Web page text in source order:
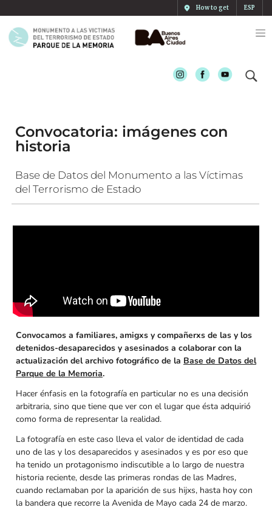
How to get ESP
InstagramFacebookYoutube
Convocatoria: imágenes con
historia
Base de Datos del Monumento a las Víctimas
del Terrorismo de Estado
Convocamos a familiares, amigxs y compañerxs de las y los
detenidos-desaparecidos y asesinados a colaborar con la
actualización del archivo fotográfico de la Base de Datos del
Parque de la Memoria.
Hacer énfasis en la fotografía en particular no es una decisión
arbitraria, sino que tiene que ver con el lugar que ésta adquirió
como forma de representar la realidad.
La fotografía en este caso lleva el valor de identidad de cada
uno de las y los desaparecidos y asesinados y es por eso que
ha tenido un protagonismo indiscutible a lo largo de nuestra
historia reciente, desde las primeras rondas de las Madres,
cuando reclamaban por la aparición de sus hijxs, hasta hoy con
la bandera que recorre la Avenida de Mayo cada 24 de marzo.